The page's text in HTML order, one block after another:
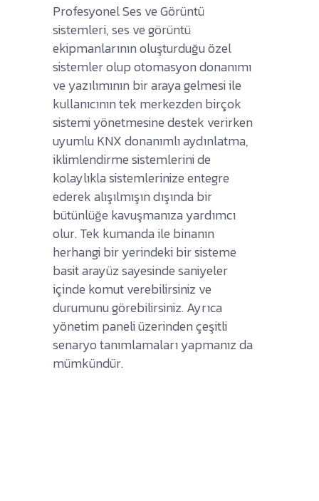
Profesyonel Ses ve Görüntü
sistemleri, ses ve görüntü
ekipmanlarının oluşturduğu özel
sistemler olup otomasyon donanımı
ve yazılımının bir araya gelmesi ile
kullanıcının tek merkezden birçok
sistemi yönetmesine destek verirken
uyumlu KNX donanımlı aydınlatma,
iklimlendirme sistemlerini de
kolaylıkla sistemlerinize entegre
ederek alışılmışın dışında bir
bütünlüğe kavuşmanıza yardımcı
olur. Tek kumanda ile binanın
herhangi bir yerindeki bir sisteme
basit arayüz sayesinde saniyeler
içinde komut verebilirsiniz ve
durumunu görebilirsiniz. Ayrıca
yönetim paneli üzerinden çeşitli
senaryo tanımlamaları yapmanız da
mümkündür.